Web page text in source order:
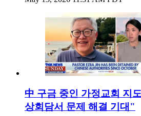
中 구금 중인 가정교회 지
상회담서 문제 해결 기대"